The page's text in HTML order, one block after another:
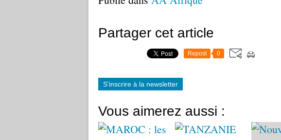
Partager cet article
Repost 0
S'inscrire à la newsletter
Vous aimerez aussi :